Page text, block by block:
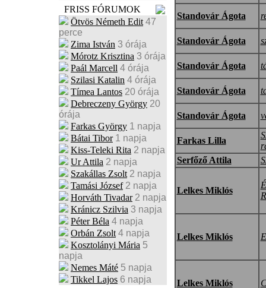
FRISS FÓRUMOK
Ötvös Németh Edit 47
perce
Zima István 3 órája
Mórotz Krisztina 3 órája
Paál Marcell 4 órája
Szilasi Katalin 4 órája
Tímea Lantos 20 órája
Debreczeny György 20
órája
Farkas György 1 napja
Bátai Tibor 1 napja
Kiss-Teleki Rita 2 napja
Ur Attila 2 napja
Szakállas Zsolt 2 napja
Tamási József 2 napja
Horváth Tivadar 2 napja
Kránicz Szilvia 3 napja
Péter Béla 4 napja
Orbán Zsolt 4 napja
Kosztolányi Mária 5
napja
Nemes Máté 5 napja
Tikkel Lajos 6 napja
Standovár Ágota
Standovár Ágota
Standovár Ágota
Standovár Ágota
Standovár Ágota
Farkas Lilla
Serfőző Attila
Lelkes Miklós
Lelkes Miklós
Lelkes Miklós